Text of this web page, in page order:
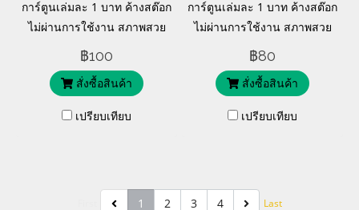
การ์ตูนเล่มละ 1 บาท ค้างสต๊อก
ไม่ผ่านการใช้งาน สภาพสวย
มาก แต่งโดย พงษ์
฿100
สั่งซื้อสินค้า
เปรียบเทียบ
การ์ตูนเล่มละ 1 บาท ค้างสต๊อก
ไม่ผ่านการใช้งาน สภาพสวย
มาก
฿80
สั่งซื้อสินค้า
เปรียบเทียบ
1 2 3 4 Last